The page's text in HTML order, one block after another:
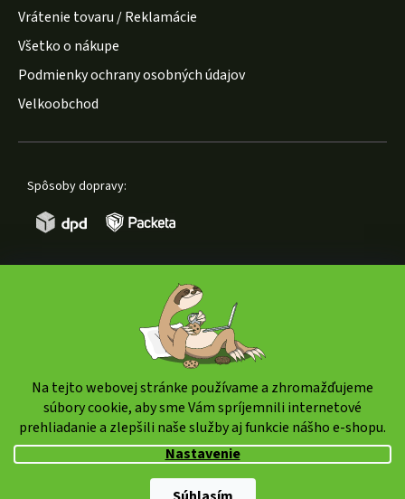
Na tejto webovej stránke používame a zhromažďujeme
súbory cookie, aby sme Vám spríjemnili internetové
prehliadanie a zlepšili naše služby aj funkcie nášho e-shopu.
Nastavenie
Vrátenie tovaru / Reklamácie
Všetko o nákupe
Podmienky ochrany osobných údajov
Velkoobchod
Spôsoby dopravy:
Copyright 2026weedshop.sk. Všetky práva vyhradené.
Upraviť nastavenie cookies